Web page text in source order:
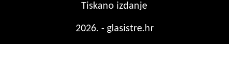
Tiskano izdanje
2026. - glasistre.hr